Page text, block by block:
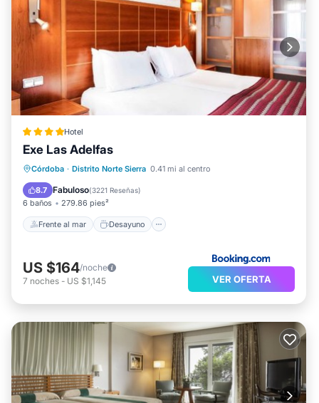
Hotel
Exe Las Adelfas
Córdoba · Distrito Norte Sierra 0.41 mi al centro
8.7 Fabuloso(3221 Reseñas)
6 baños 279.86 pies²
Frente al mar Desayuno
Frente al mar
Desayuno
Aparcamiento
US $164/noche
7 noches - US $1,145 VER OFERTA